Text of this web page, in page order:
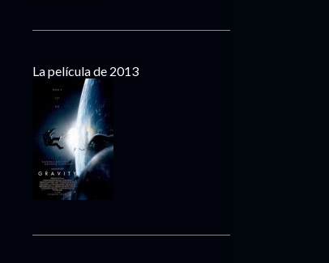
La película de 2013